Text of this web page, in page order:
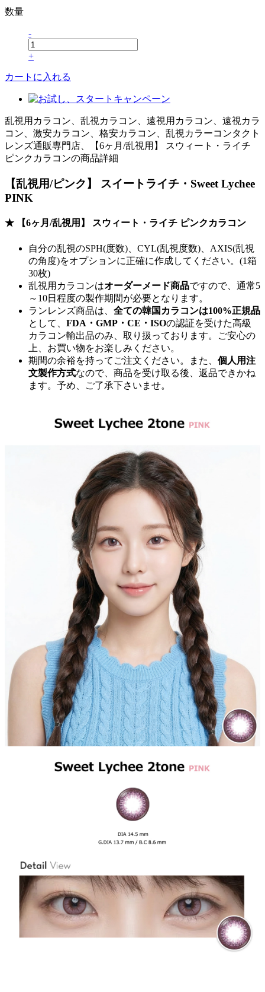
数量
-
+
カートに入れる
乱視用カラコン、乱視カラコン、遠視用カラコン、遠視カラ
コン、激安カラコン、格安カラコン、乱視カラーコンタクト
レンズ通販専門店、【6ヶ月/乱視用】 スウィート・ライチ
ピンクカラコンの商品詳細
【乱視用/ピンク】 スイートライチ・Sweet Lychee
PINK
★ 【6ヶ月/乱視用】 スウィート・ライチ ピンクカラコン
自分の乱視のSPH(度数)、CYL(乱視度数)、AXIS(乱視
の角度)をオプションに正確に作成してください。(1箱
30枚)
乱視用カラコンはオーダーメード商品ですので、 通常5
～10日程度の製作期間が必要となります。
ランレンズ商品は、 全ての韓国カラコンは100%正規品
として、 FDA・GMP・CE・ISOの認証を受けた高級
カラコン輸出品のみ、取り扱っております。ご安心の
上、お買い物をお楽しみください。
期間の余裕を持ってご注文ください。また、 個人用注
文製作方式なので、商品を受け取る後、返品できかね
ます。予め、ご了承下さいませ。